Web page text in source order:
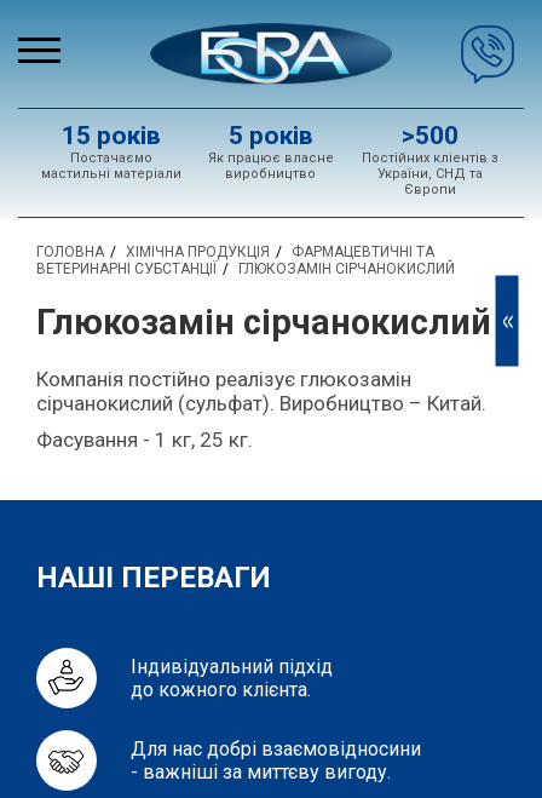
15 років
Постачаємо
мастильні матеріали
5 років
Як працює власне
виробництво
>500
Постійних кліентів з
України, СНД та
Європи
ГОЛОВНА ХІМІЧНА ПРОДУКЦІЯ
ФАРМАЦЕВТИЧНІ ТА
ВЕТЕРИНАРНІ СУБСТАНЦІЇ
ГЛЮКОЗАМІН СІРЧАНОКИСЛИЙ
Глюкозамін сірчанокислий
Компанія постійно реалізує глюкозамін
сірчанокислий (сульфат). Виробництво – Китай.
Фасування - 1 кг, 25 кг.
<<
НАШІ ПЕРЕВАГИ
Індивідуальний підхід
до кожного клієнта.
Для нас добрі взаємовідносини
- важніші за миттєву вигоду.